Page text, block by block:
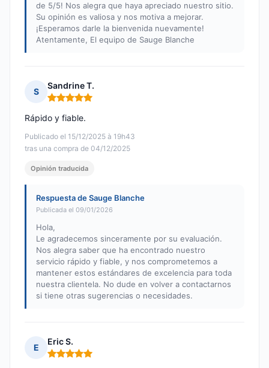
de 5/5! Nos alegra que haya apreciado nuestro sitio.
Su opinión es valiosa y nos motiva a mejorar.
¡Esperamos darle la bienvenida nuevamente!
Atentamente, El equipo de Sauge Blanche
S
Sandrine T.
Nota: 5 de 5
Publicado el 15/12/2025 à 19h43
tras una compra de 04/12/2025
Rápido y fiable.
Opinión traducida
Respuesta de Sauge Blanche
Publicada el 09/01/2026
Hola,
Le agradecemos sinceramente por su evaluación.
Nos alegra saber que ha encontrado nuestro
servicio rápido y fiable, y nos comprometemos a
mantener estos estándares de excelencia para toda
nuestra clientela. No dude en volver a contactarnos
si tiene otras sugerencias o necesidades.
E
Eric S.
Nota: 5 de 5